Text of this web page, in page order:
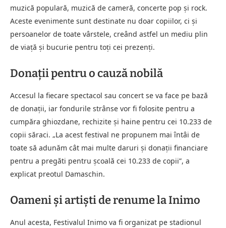
muzică populară, muzică de cameră, concerte pop și rock.
Aceste evenimente sunt destinate nu doar copiilor, ci și
persoanelor de toate vârstele, creând astfel un mediu plin
de viață și bucurie pentru toți cei prezenți.
Donații pentru o cauză nobilă
Accesul la fiecare spectacol sau concert se va face pe bază
de donații, iar fondurile strânse vor fi folosite pentru a
cumpăra ghiozdane, rechizite și haine pentru cei 10.233 de
copii săraci. „La acest festival ne propunem mai întâi de
toate să adunăm cât mai multe daruri și donații financiare
pentru a pregăti pentru școală cei 10.233 de copii”, a
explicat preotul Damaschin.
Oameni și artiști de renume la Inimo
Anul acesta, Festivalul Inimo va fi organizat pe stadionul